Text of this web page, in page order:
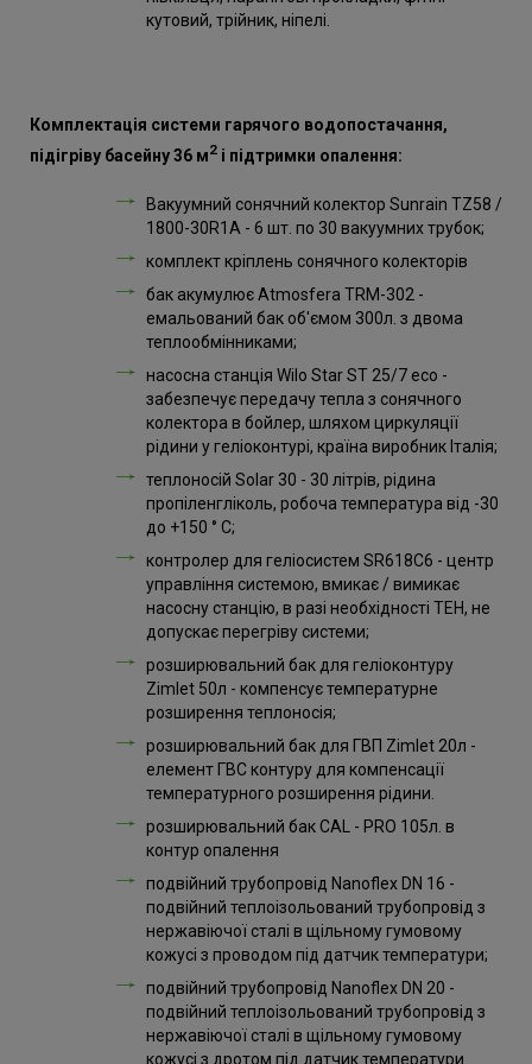
кутовий, трійник, ніпелі.
Комплектація системи гарячого водопостачання,
підігріву басейну 36 м2 і підтримки опалення:
Вакуумний сонячний колектор Sunrain TZ58 /
1800-30R1A - 6 шт. по 30 вакуумних трубок;
комплект кріплень сонячного колекторів
бак акумулює Atmosfera TRM-302 -
емальований бак об'ємом 300л. з двома
теплообмінниками;
насосна станція Wilo Star ST 25/7 eco -
забезпечує передачу тепла з сонячного
колектора в бойлер, шляхом циркуляції
рідини у геліоконтурі, країна виробник Італія;
теплоносій Solar 30 - 30 літрів, рідина
пропіленгліколь, робоча температура від -30
до +150 ° C;
контролер для геліосистем SR618C6 - центр
управління системою, вмикає / вимикає
насосну станцію, в разі необхідності ТЕН, не
допускає перегріву системи;
розширювальний бак для геліоконтуру
Zimlet 50л - компенсує температурне
розширення теплоносія;
розширювальний бак для ГВП Zimlet 20л -
елемент ГВС контуру для компенсації
температурного розширення рідини.
розширювальний бак CAL - PRO 105л. в
контур опалення
подвійний трубопровід Nanoflex DN 16 -
подвійний теплоізольований трубопровід з
нержавіючої сталі в щільному гумовому
кожусі з проводом під датчик температури;
подвійний трубопровід Nanoflex DN 20 -
подвійний теплоізольований трубопровід з
нержавіючої сталі в щільному гумовому
кожусі з дротом під датчик температури